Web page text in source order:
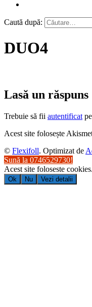
Caută după:
DUO4
Lasă un răspuns
Trebuie să fii autentificat
Acest site folosește
© Flexifoll. Optimizat de
Sună la 0746529730!
Acest site foloseste
Ok Nu Vezi detalii